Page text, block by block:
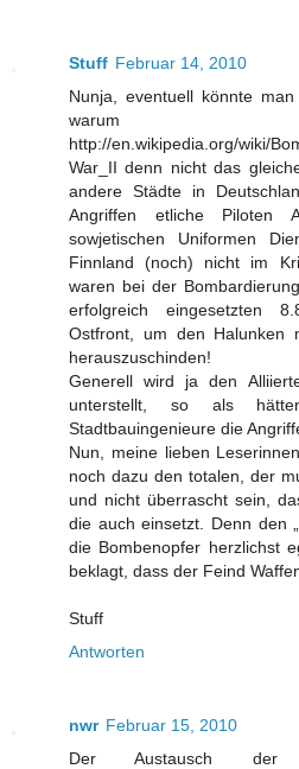
Stuff Februar 14, 2010
Nunja, eventuell könnte
warum
http://en.wikipedia.org/wiki/
War_II denn nicht das
andere Städte in
Angriffen etliche Piloten
sowjetischen Uniformen
Finnland (noch) nicht im
waren bei der
erfolgreich eingesetzten
Ostfront, um den Halunken
herauszuschinden!
Generell wird ja den
unterstellt, so als
Stadtbauingenieure die
Nun, meine lieben
noch dazu den totalen, der
und nicht überrascht sein,
die auch einsetzt. Denn den
die Bombenopfer herzlichst
beklagt, dass der Feind
Stuff
Antworten
nwr Februar 15, 2010
Der Austausch der